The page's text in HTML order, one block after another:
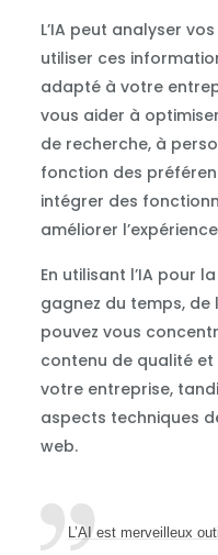
L’IA peut analyser
utiliser ces
adapté à votre
vous aider à
de recherche, à
fonction des
intégrer des
améliorer
En utilisant l’IA pour
gagnez du temps, de
pouvez vous
contenu de qualité
votre entreprise,
aspects techniques
web.
L’AI est merveilleux